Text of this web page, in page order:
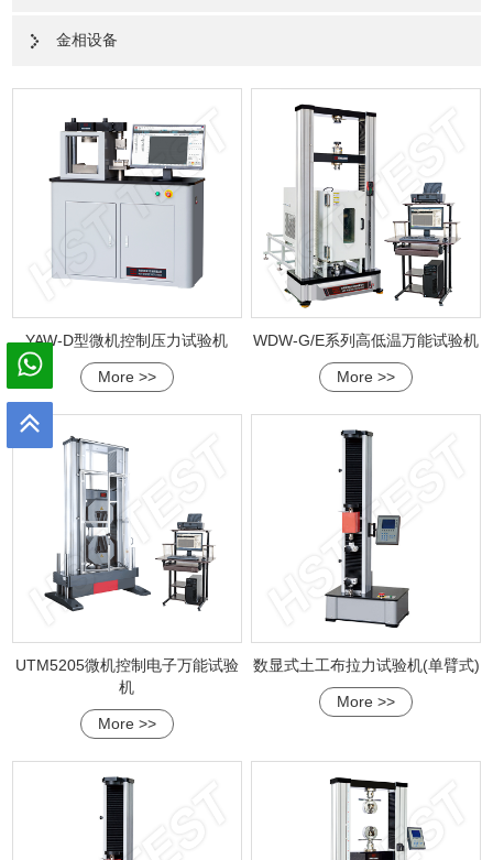
金相设备
YAW-D型微机控制压力试验机
More >>
WDW-G/E系列高低温万能试验机
More >>
UTM5205微机控制电子万能试验
机
More >>
数显式土工布拉力试验机(单臂式)
More >>